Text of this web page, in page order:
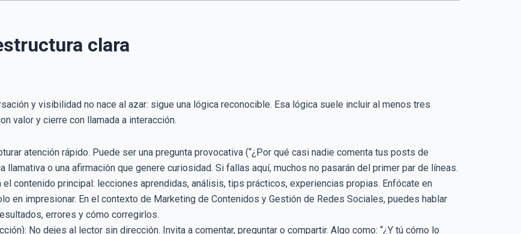
clara
y visibilidad no nace al azar: sigue una lógica reconocible. Esa lógica suele incluir al menos tres
valor y cierre con llamada a interacción.
atención rápido. Puede ser una pregunta provocativa (“¿Por qué casi nadie comenta tus posts de
llamativa o una afirmación que genere curiosidad. Si fallas aquí, muchos no pasarán del primer par de líneas.
el contenido principal: lecciones aprendidas, análisis, tips prácticos, experiencias propias. Enfócate en
en impresionar. En el contexto de Marketing de Contenidos y Gestión de Redes Sociales, puedes hablar
errores y cómo corregirlos.
No dejes al lector sin dirección. Invita a comentar, preguntar o compartir. Algo como: “¿Y tú cómo lo